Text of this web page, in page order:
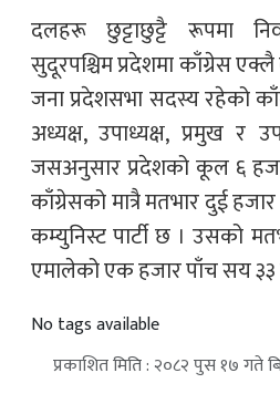
दलहरू छुट्टाछुट्टै रूपमा
सुदूरपश्चिम प्रदेशमा काँग्रेस
जना प्रदेशसभा सदस्य रहेको
अध्यक्ष, उपाध्यक्ष, प्रमुख र
जसअनुसार प्रदेशको कूल ६
काँग्रेसको मात्रै मतभार दुई
कम्युनिस्ट पार्टी छ । उसको
एमालेको एक हजार पाँच सय ३३
No tags available
प्रकाशित मिति : २०८२ पुस १७ गते